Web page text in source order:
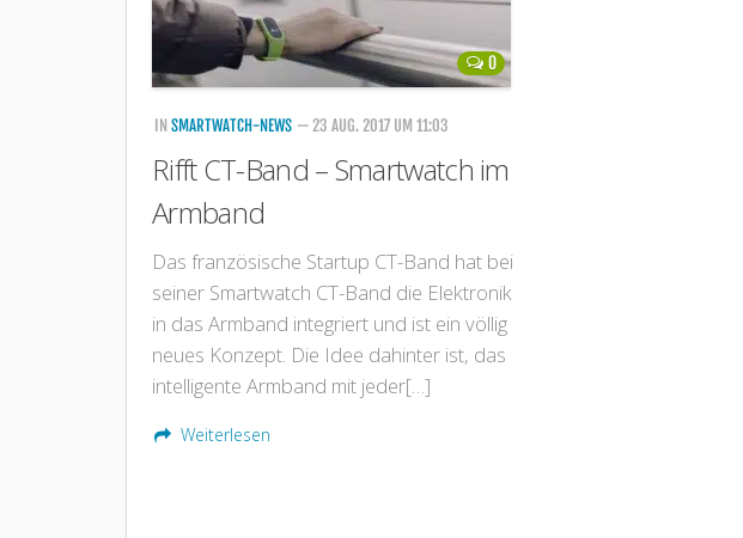
0
IN SMARTWATCH-NEWS — 23 AUG. 2017 UM 11:03
Rifft CT-Band – Smartwatch im
Armband
Das französische Startup CT-Band hat bei
seiner Smartwatch CT-Band die Elektronik
in das Armband integriert und ist ein völlig
neues Konzept. Die Idee dahinter ist, das
intelligente Armband mit jeder[…]
Weiterlesen